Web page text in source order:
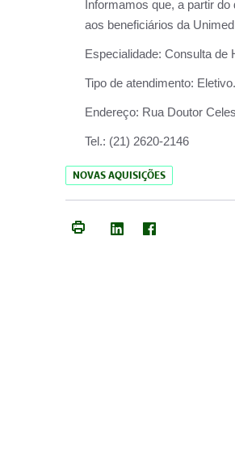
Informamos que, a partir do
aos beneficiários da
Especialidade: Consulta de
Tipo de atendimento: Eletivo.
Endereço: Rua Doutor
Tel.: (21) 2620-2146
NOVAS AQUISIÇÕES